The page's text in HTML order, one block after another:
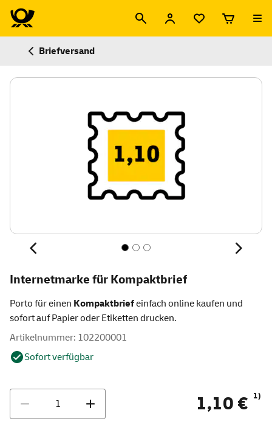
Briefversand
Internetmarke für Kompaktbrief
Porto für einen Kompaktbriefeinfach online kaufen und
sofort auf Papier oder Etiketten drucken.
Artikelnummer: 102200001
Sofort verfügbar
1,10 € 1)